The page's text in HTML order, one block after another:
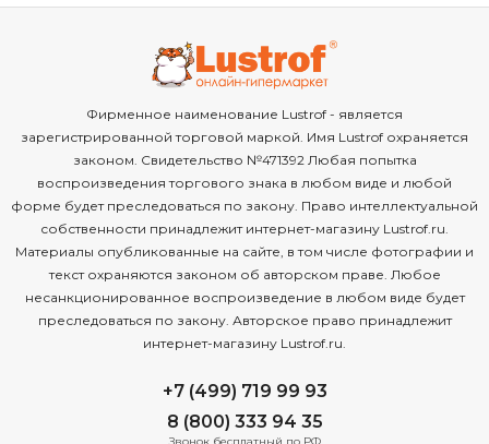
Фирменное наименование Lustrof - является
зарегистрированной торговой маркой. Имя Lustrof охраняется
законом. Свидетельство №471392 Любая попытка
воспроизведения торгового знака в любом виде и любой
форме будет преследоваться по закону. Право интеллектуальной
собственности принадлежит интернет-магазину Lustrof.ru.
Материалы опубликованные на сайте, в том числе фотографии и
текст охраняются законом об авторском праве. Любое
несанкционированное воспроизведение в любом виде будет
преследоваться по закону. Авторское право принадлежит
интернет-магазину Lustrof.ru.
+7 (499) 719 99 93
8 (800) 333 94 35
Звонок бесплатный по РФ